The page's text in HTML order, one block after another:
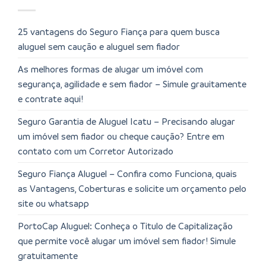
25 vantagens do Seguro Fiança para quem busca
aluguel sem caução e aluguel sem fiador
As melhores formas de alugar um imóvel com
segurança, agilidade e sem fiador – Simule grauitamente
e contrate aqui!
Seguro Garantia de Aluguel Icatu – Precisando alugar
um imóvel sem fiador ou cheque caução? Entre em
contato com um Corretor Autorizado
Seguro Fiança Aluguel – Confira como Funciona, quais
as Vantagens, Coberturas e solicite um orçamento pelo
site ou whatsapp
PortoCap Aluguel: Conheça o Titulo de Capitalização
que permite você alugar um imóvel sem fiador! Simule
gratuitamente